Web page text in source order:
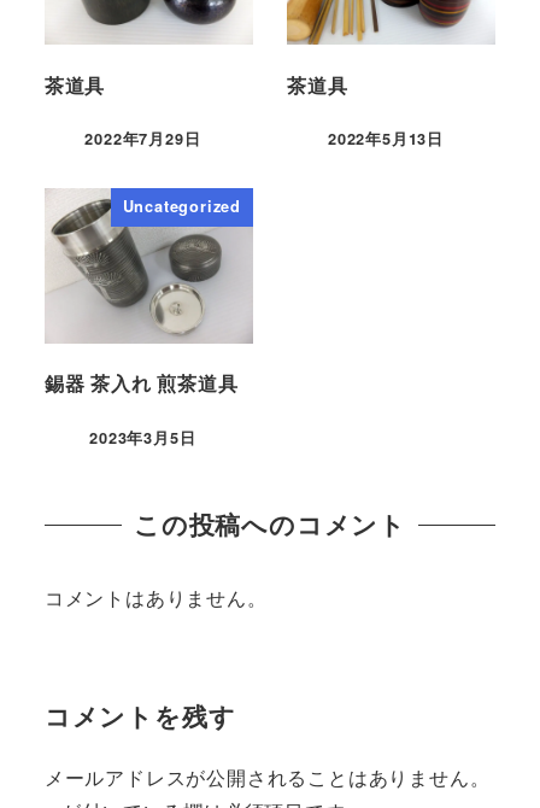
茶道具
2022年7月29日
茶道具
2022年5月13日
Uncategorized
錫器 茶入れ 煎茶道具
2023年3月5日
この投稿へのコメント
コメントはありません。
コメントを残す
メールアドレスが公開されることはありません。